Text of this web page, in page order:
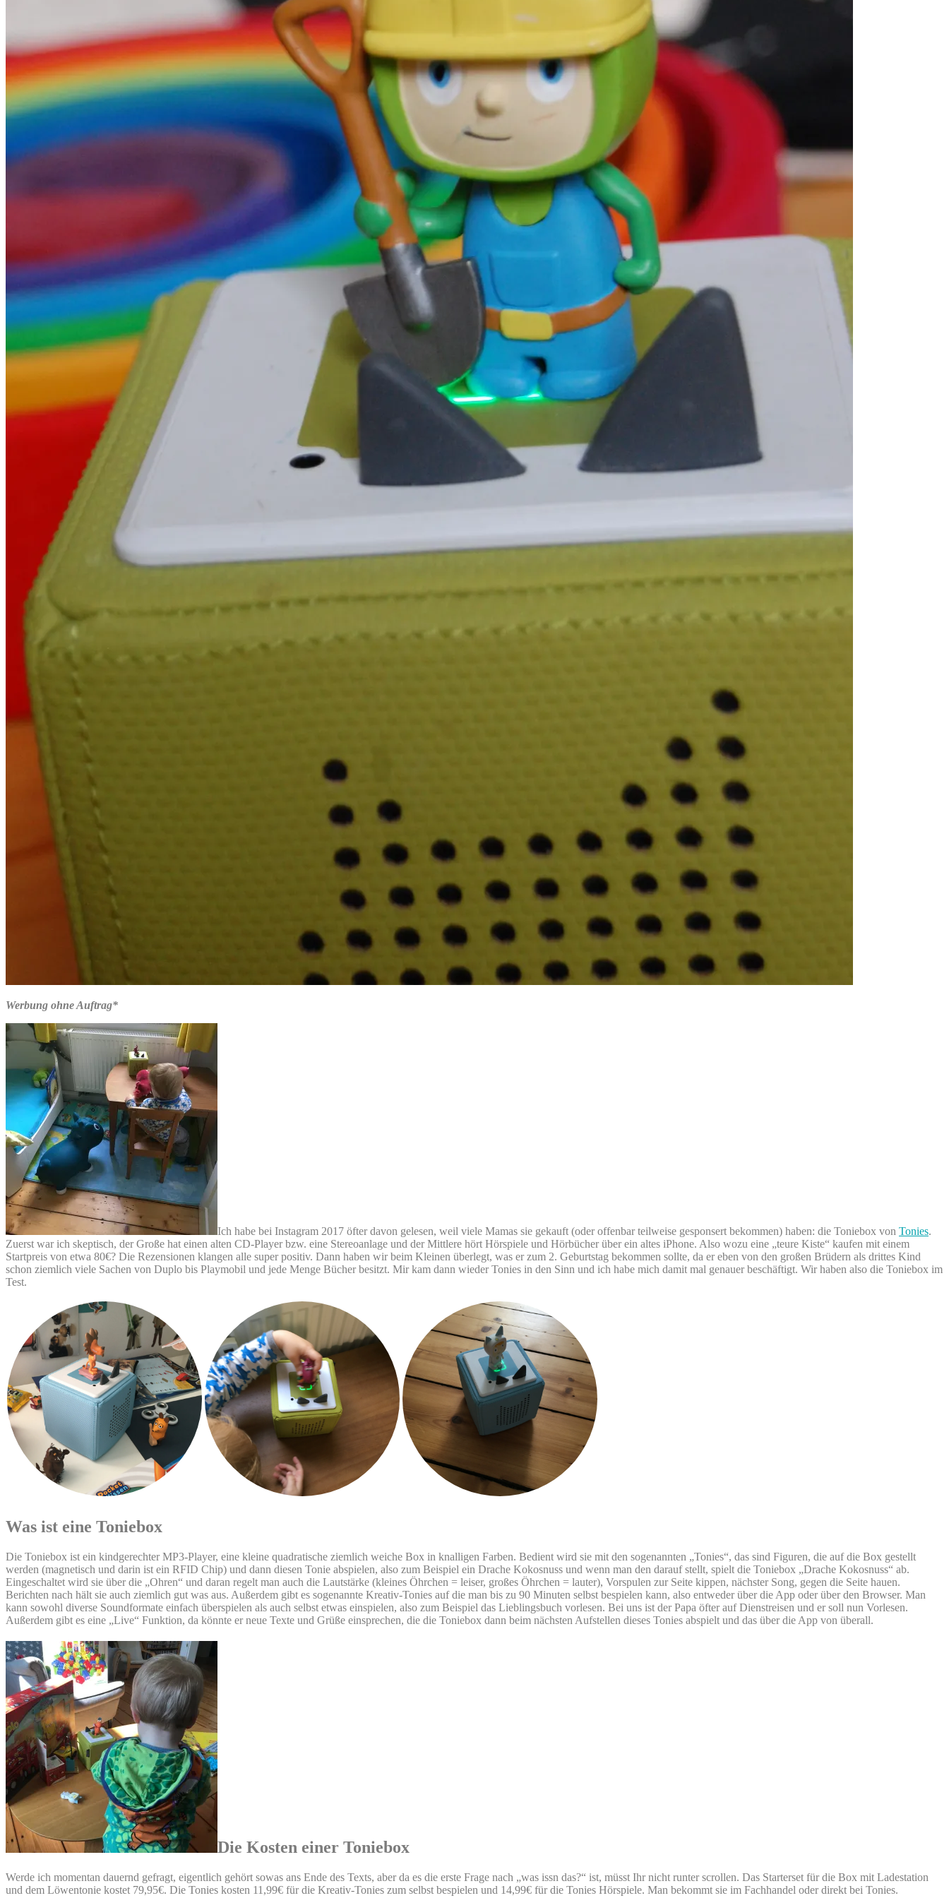
Werbung ohne Auftrag*
Ich habe bei Instagram 2017 öfter davon gelesen, weil viele Mamas sie gekauft (oder offenbar teilweise gesponsert bekommen) haben: die Toniebox von Tonies.
Zuerst war ich skeptisch, der Große hat einen alten CD-Player bzw. eine Stereoanlage und der Mittlere hört Hörspiele und Hörbücher über ein altes iPhone. Also wozu eine „teure Kiste“ kaufen mit einem
Startpreis von etwa 80€? Die Rezensionen klangen alle super positiv. Dann haben wir beim Kleinen überlegt, was er zum 2. Geburtstag bekommen sollte, da er eben von den großen Brüdern als drittes Kind
schon ziemlich viele Sachen von Duplo bis Playmobil und jede Menge Bücher besitzt. Mir kam dann wieder Tonies in den Sinn und ich habe mich damit mal genauer beschäftigt. Wir haben also die Toniebox im
Test.
Was ist eine Toniebox
Die Toniebox ist ein kindgerechter MP3-Player, eine kleine quadratische ziemlich weiche Box in knalligen Farben. Bedient wird sie mit den sogenannten „Tonies“, das sind Figuren, die auf die Box gestellt
werden (magnetisch und darin ist ein RFID Chip) und dann diesen Tonie abspielen, also zum Beispiel ein Drache Kokosnuss und wenn man den darauf stellt, spielt die Toniebox „Drache Kokosnuss“ ab.
Eingeschaltet wird sie über die „Ohren“ und daran regelt man auch die Lautstärke (kleines Öhrchen = leiser, großes Öhrchen = lauter), Vorspulen zur Seite kippen, nächster Song, gegen die Seite hauen.
Berichten nach hält sie auch ziemlich gut was aus. Außerdem gibt es sogenannte Kreativ-Tonies auf die man bis zu 90 Minuten selbst bespielen kann, also entweder über die App oder über den Browser. Man
kann sowohl diverse Soundformate einfach überspielen als auch selbst etwas einspielen, also zum Beispiel das Lieblingsbuch vorlesen. Bei uns ist der Papa öfter auf Dienstreisen und er soll nun Vorlesen.
Außerdem gibt es eine „Live“ Funktion, da könnte er neue Texte und Grüße einsprechen, die die Toniebox dann beim nächsten Aufstellen dieses Tonies abspielt und das über die App von überall.
Die Kosten einer Toniebox
Werde ich momentan dauernd gefragt, eigentlich gehört sowas ans Ende des Texts, aber da es die erste Frage nach „was issn das?“ ist, müsst Ihr nicht runter scrollen. Das Starterset für die Box mit Ladestation
und dem Löwentonie kostet 79,95€. Die Tonies kosten 11,99€ für die Kreativ-Tonies zum selbst bespielen und 14,99€ für die Tonies Hörspiele. Man bekommt sie im Fachhandel oder direkt bei Tonies.